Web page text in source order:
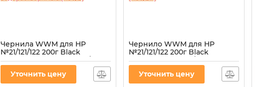
Чернила WWM для HP
№21/121/122 200г Black
водорастворимые (H30/B)
Уточнить цену
Чернило WWM для HP
№21/121/122 200г Black
пигментное (H30/BP)
Уточнить цену